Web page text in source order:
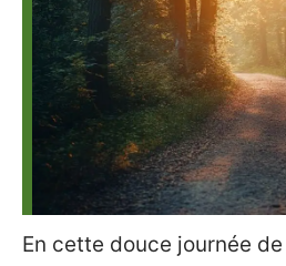
En cette douce journée